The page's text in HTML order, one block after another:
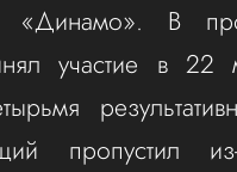
«Динамо». В
участие в 22
пропустил